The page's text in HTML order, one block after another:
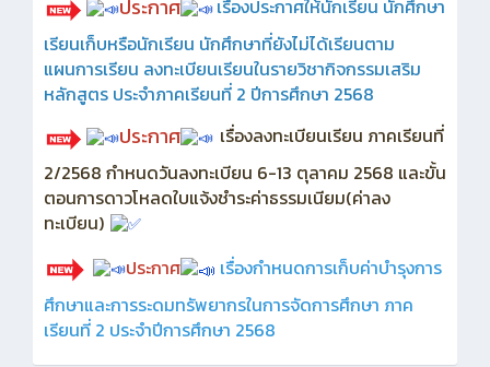
ประกาศ
เรื่องประกาศให้นักเรียน นักศึกษา
เรียนเก็บหรือนักเรียน นักศึกษาที่ยังไม่ได้เรียนตาม
แผนการเรียน ลงทะเบียนเรียนในรายวิชากิจกรรมเสริม
หลักสูตร ประจำภาคเรียนที่ 2 ปีการศึกษา 2568
ประกาศ
เรื่องลงทะเบียนเรียน ภาคเรียนที่
2/2568 กำหนดวันลงทะเบียน 6-13 ตุลาคม 2568 และขั้น
ตอนการดาวโหลดใบแจ้งชำระค่าธรรมเนียม(ค่าลง
ทะเบียน)
ประกาศ
เรื่องกำหนดการเก็บค่าบำรุงการ
ศึกษาและการระดมทรัพยากรในการจัดการศึกษา ภาค
เรียนที่ 2 ประจำปีการศึกษา 2568